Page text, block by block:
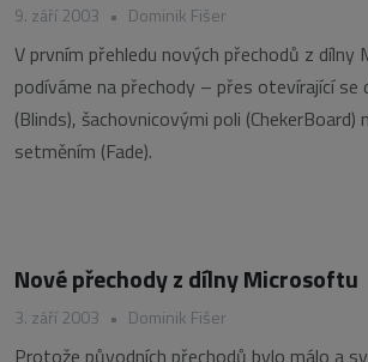
9. září 2003 • Dominik Fišer
V prvním přehledu nových přechodů z dílny
podíváme na přechody – přes otevírající se
(Blinds), šachovnicovými poli (ChekerBoard)
setměním (Fade).
Nové přechody z dílny Microsoftu
3. září 2003 • Dominik Fišer
Protože původních přechodů bylo málo a